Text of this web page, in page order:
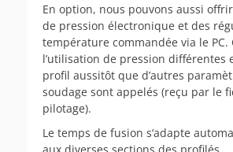
En option, nous pouvons aussi
de pression électronique et des
température commandée via le PC.
l’utilisation de pression différentes
profil aussitôt que d’autres
soudage sont appelés (reçu par le
pilotage).
Le temps de fusion s‘adapte